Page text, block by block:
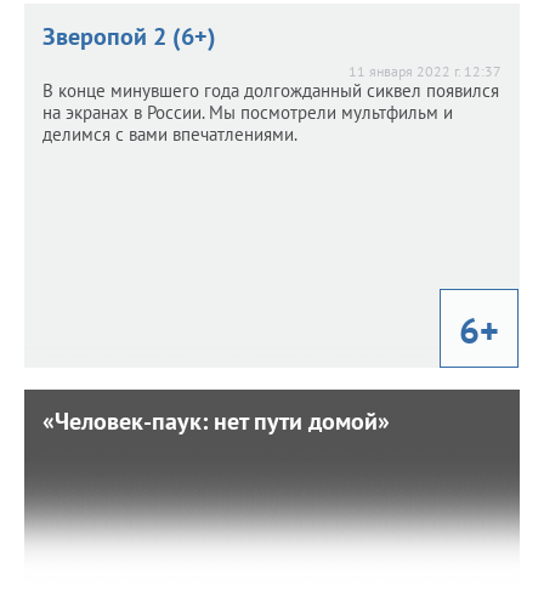
Зверопой 2 (6+)
11 января 2022 г. 12:37
В конце минувшего года долгожданный сиквел появился
на экранах в России. Мы посмотрели мультфильм и
делимся с вами впечатлениями.
6+
«Человек-паук: нет пути домой»
«Человек-паук: нет пути домой»